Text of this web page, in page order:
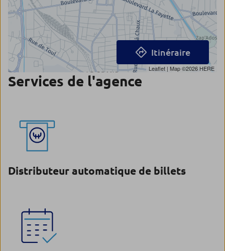
Leaflet | Map ©2026 HERE
Itinéraire
Services de l'agence
Distributeur automatique de billets